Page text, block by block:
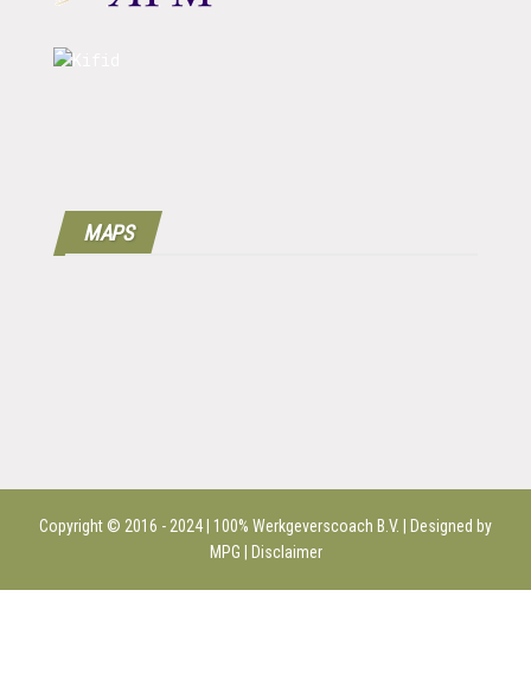
MAPS
Copyright © 2016 - 2024 | 100% Werkgeverscoach B.V. | Designed by
MPG |
Disclaimer